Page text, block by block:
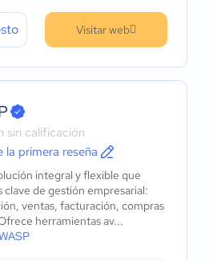
Visitar web
sin calificación
la primera reseña
integral y flexible que
clave de gestión empresarial:
ventas, facturación, compras
herramientas av...